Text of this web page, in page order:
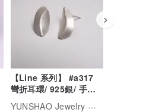
【Line 系列】 #a317
彎折耳環/ 925銀/ 手工
禮物/ 客製化銀飾
YUNSHAO Jewelry 老歪金工創作室